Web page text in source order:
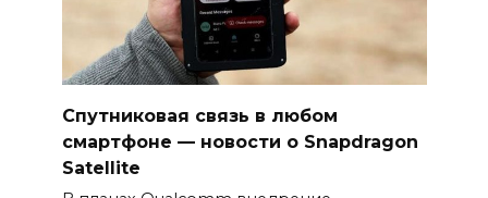
Спутниковая связь в любом
смартфоне — новости о Snapdragon
Satellite